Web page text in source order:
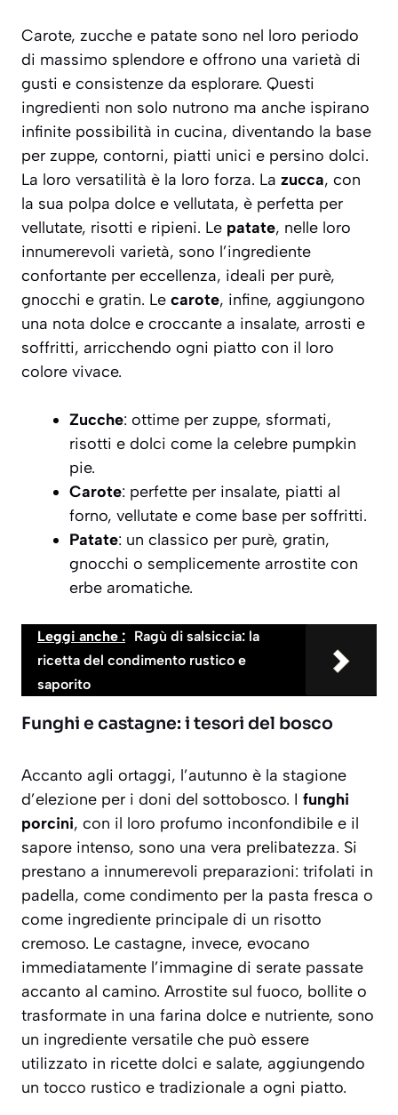
Carote, zucche e patate sono nel loro periodo
di massimo splendore e offrono una varietà di
gusti e consistenze da esplorare. Questi
ingredienti non solo nutrono ma anche ispirano
infinite possibilità in cucina, diventando la base
per zuppe, contorni, piatti unici e persino dolci.
La loro versatilità è la loro forza. La zucca, con
la sua polpa dolce e vellutata, è perfetta per
vellutate, risotti e ripieni. Le patate, nelle loro
innumerevoli varietà, sono l’ingrediente
confortante per eccellenza, ideali per purè,
gnocchi e gratin. Le carote, infine, aggiungono
una nota dolce e croccante a insalate, arrosti e
soffritti, arricchendo ogni piatto con il loro
colore vivace.
Zucche: ottime per zuppe, sformati,
risotti e dolci come la celebre pumpkin
pie.
Carote: perfette per insalate, piatti al
forno, vellutate e come base per soffritti.
Patate: un classico per purè, gratin,
gnocchi o semplicemente arrostite con
erbe aromatiche.
Leggi anche : Ragù di salsiccia: la
ricetta del condimento rustico e
saporito
Funghi e castagne: i tesori del bosco
Accanto agli ortaggi, l’autunno è la stagione
d’elezione per i doni del sottobosco. I funghi
porcini, con il loro profumo inconfondibile e il
sapore intenso, sono una vera prelibatezza. Si
prestano a innumerevoli preparazioni: trifolati in
padella, come condimento per la pasta fresca o
come ingrediente principale di un risotto
cremoso. Le castagne, invece, evocano
immediatamente l’immagine di serate passate
accanto al camino. Arrostite sul fuoco, bollite o
trasformate in una farina dolce e nutriente, sono
un ingrediente versatile che può essere
utilizzato in ricette dolci e salate, aggiungendo
un tocco rustico e tradizionale a ogni piatto.